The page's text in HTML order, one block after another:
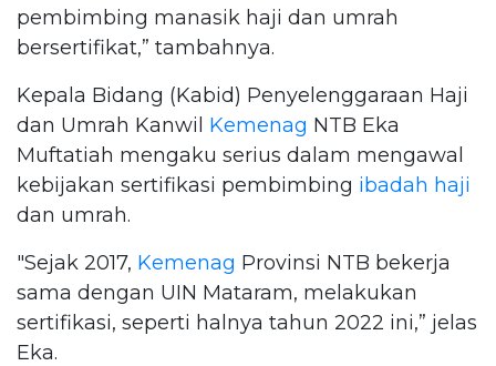
pembimbing manasik haji dan umrah
bersertifikat,” tambahnya.
Kepala Bidang (Kabid) Penyelenggaraan Haji
dan Umrah Kanwil Kemenag NTB Eka
Muftatiah mengaku serius dalam mengawal
kebijakan sertifikasi pembimbing ibadah haji
dan umrah.
"Sejak 2017, Kemenag Provinsi NTB bekerja
sama dengan UIN Mataram, melakukan
sertifikasi, seperti halnya tahun 2022 ini,” jelas
Eka.